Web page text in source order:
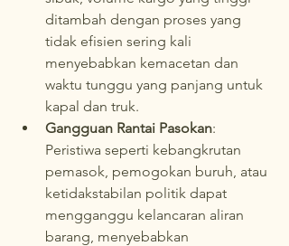
ditambah dengan proses yang
tidak efisien sering kali
menyebabkan kemacetan dan
waktu tunggu yang panjang untuk
kapal dan truk.
Gangguan Rantai Pasokan:
Peristiwa seperti kebangkrutan
pemasok, pemogokan buruh, atau
ketidakstabilan politik dapat
mengganggu kelancaran aliran
barang, menyebabkan